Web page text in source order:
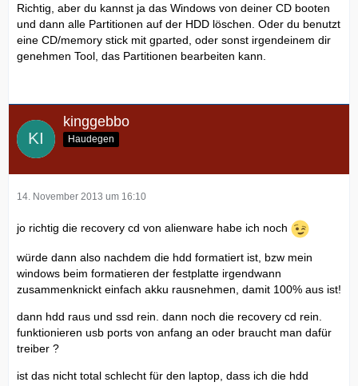
Richtig, aber du kannst ja das Windows von deiner CD booten
und dann alle Partitionen auf der HDD löschen. Oder du benutzt
eine CD/memory stick mit gparted, oder sonst irgendeinem dir
genehmen Tool, das Partitionen bearbeiten kann.
kinggebbo
Haudegen
14. November 2013 um 16:10
jo richtig die recovery cd von alienware habe ich noch
würde dann also nachdem die hdd formatiert ist, bzw mein
windows beim formatieren der festplatte irgendwann
zusammenknickt einfach akku rausnehmen, damit 100% aus ist!
dann hdd raus und ssd rein. dann noch die recovery cd rein.
funktionieren usb ports von anfang an oder braucht man dafür
treiber ?
ist das nicht total schlecht für den laptop, dass ich die hdd